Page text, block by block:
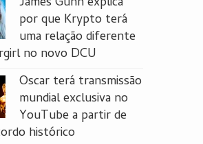
por que Krypto terá
uma relação diferente
no novo DCU
Oscar terá transmissão
mundial exclusiva no
YouTube a partir de
histórico